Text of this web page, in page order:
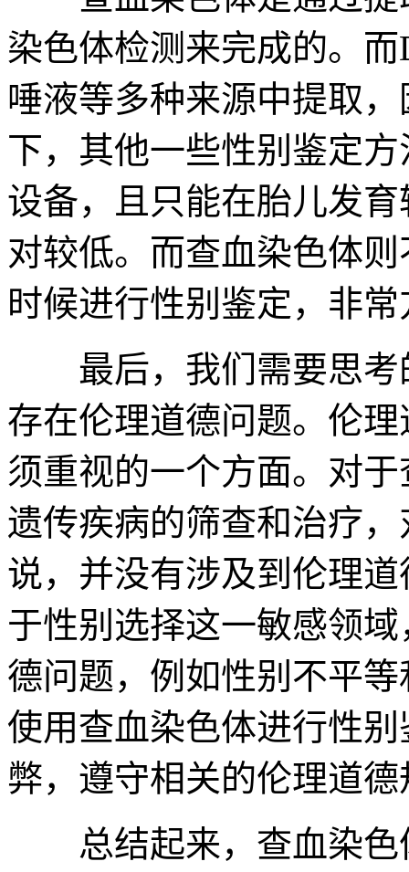
染色体检测来完成的。
唾液等多种来源中提取
下，其他一些性别鉴定
设备，且只能在胎儿发
对较低。而查血染色体
时候进行性别鉴定，非
最后，我们需要思考
存在伦理道德问题。伦
须重视的一个方面。对
遗传疾病的筛查和治疗
说，并没有涉及到伦理
于性别选择这一敏感领
德问题，例如性别不平
使用查血染色体进行性
弊，遵守相关的伦理道德
总结起来，查血染色